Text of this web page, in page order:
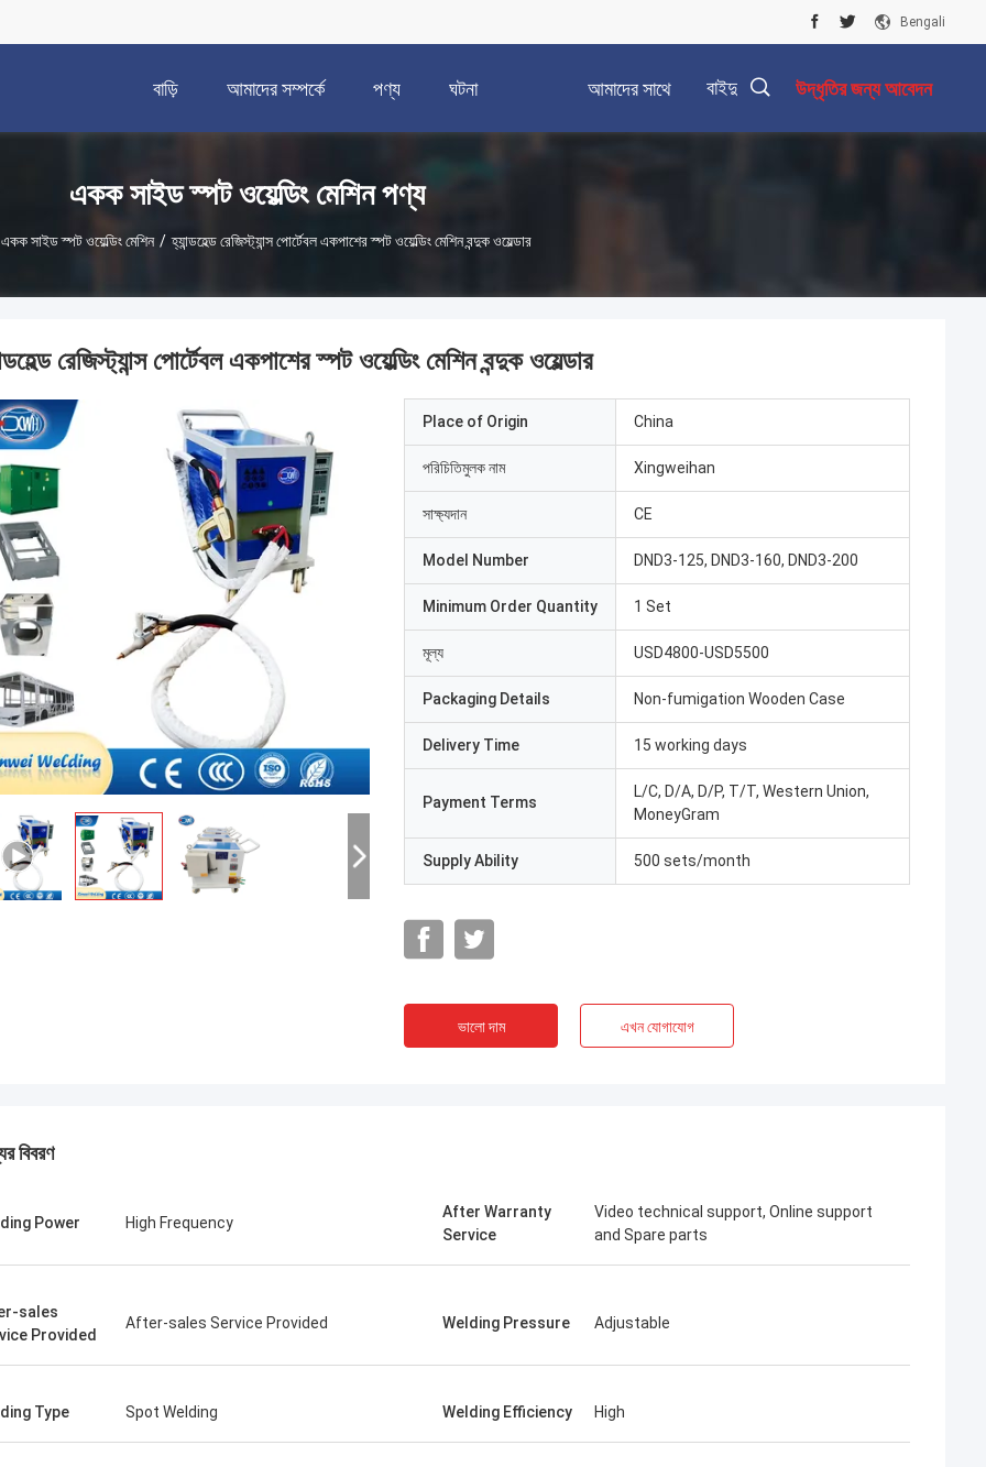
Bengali
বাড়ি আমাদের সম্পর্কে পণ্য ঘটনা আমাদের সাথে বাইদু উদ্ধৃতির জন্য আবেদন
একক সাইড স্পট ওয়েল্ডিং মেশিন পণ্য
একক সাইড স্পট ওয়েল্ডিং মেশিন / হ্যান্ডহেল্ড রেজিস্ট্যান্স পোর্টেবল একপাশের স্পট ওয়েল্ডিং মেশিন বন্দুক ওয়েল্ডার
টম
আমার এক বন্ধুর দ্বারা সুপারিশ করা হয়েছে।
ড্রপ নেই, এবং এটি শক্তিশালী এবং টেকসই।
মূল্যবান।
পোল্যান্ড থেকে ক্রিস চুরচাক
আপনার কোম্পানির সম্পর্কে আরও বিস্তারিত তথ্য দিয়ে
নির্দিষ্ট উদাহরণ বা আরও কাস্টমাইজেশনের প্রয়োজন হয়, তাহলে
আমাকে জানান!
রেজিস্ট্যান্স পোর্টেবল একপাশের স্পট ওয়েল্ডিং মেশিন বন্দুক ওয়েল্ডার
Place of Origin China
পরিচিতিমুলক নাম Xingweihan
সাক্ষ্যদান CE
Model Number DND3-125, DND3-160, DND3-200
Minimum Order Quantity 1 Set
মূল্য USD4800-USD5500
Packaging Details Non-fumigation Wooden Case
Delivery Time 15 working days
Payment Terms
L/C, D/A, D/P, T/T, Western Union,
MoneyGram
Supply Ability 500 sets/month
ভালো দাম এখন যোগাযোগ
বিবরণ
Power High Frequency
After Warranty
Service
Video technical support, Online support
and Spare parts
sales
Provided
After-sales Service Provided Welding Pressure Adjustable
Type Spot Welding Welding Efficiency High